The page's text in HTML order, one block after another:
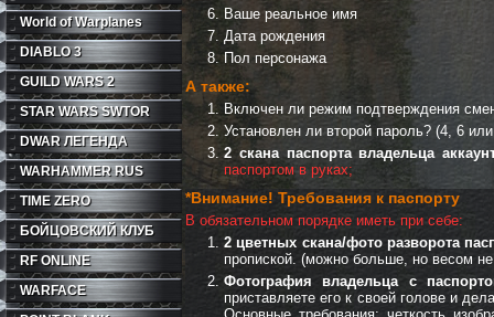
World of Warplanes
DIABLO 3
GUILD WARS 2
STAR WARS SWTOR
DWAR ЛЕГЕНДА
WARHAMMER RUS
TIME ZERO
БОЙЦОВСКИЙ КЛУБ
RF ONLINE
WARFACE
Ваше реальное имя
Дата рождения
Пол персонажа
А также:
Включен ли режим подтверждения
Установлен ли второй пароль? (4, 6
2 скана паспорта владельца
паспортом в руках;
*Внимание! Требования к паспорту
В обязательном порядке иметь при себе:
2 цветных скана/фото разворота
пропиской. (можно больше, но весом
Фотография владельца с
приставляете его к своей голове и